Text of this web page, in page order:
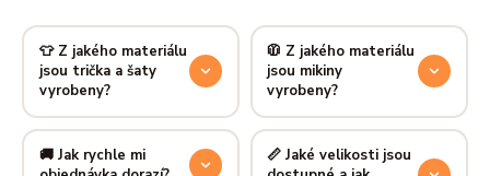
👕 Z jakého materiálu
jsou trička a šaty
vyrobeny?
Používáme prémiovou 100%
bavlnu — měkkou na dotek,
prodyšnou a odolnou.
🧥 Z jakého materiálu
jsou mikiny
vyrobeny?
Mikiny šijeme ze směsi80 %
bavlny a 20 % polyesteru
příjemně hřejivá, pevná a
🚚 Jak rychle mi
📏 Jaké velikosti jsou